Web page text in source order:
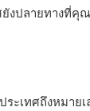
ปลายทางที่คุ
ะเทศถึงหม